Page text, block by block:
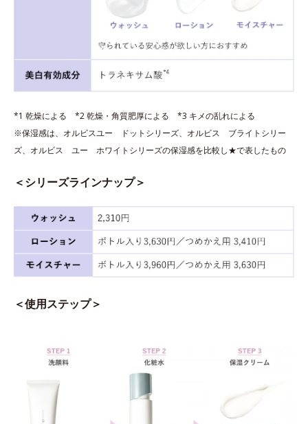
*1 乾燥による *2 乾燥・角質肥厚による *3 キメの乱れによる
※保湿感は、オルビスユー ドットシリーズ、オルビス ブライトシリー
ズ、オルビス ユー ホワイトシリーズの保湿感を比較し★で表したもの
＜シリーズラインナップ＞
＜使用ステップ＞